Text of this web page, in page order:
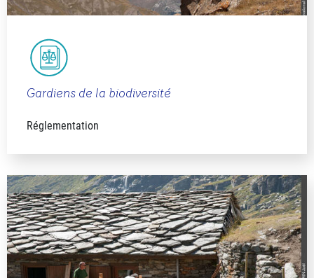
Gardiens de la biodiversité
Réglementation